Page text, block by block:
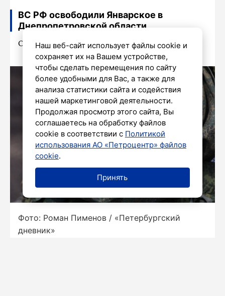
ВС РФ освободили Январское в
Днепропетровской области
Об этом сообщили в Минобороны России
Фото: Роман Пименов / «Петербургский
дневник»
Наш веб-сайт использует файлы cookie и
сохраняет их на Вашем устройстве,
чтобы сделать перемещения по сайту
более удобными для Вас, а также для
анализа статистики сайта и содействия
нашей маркетинговой деятельности.
Продолжая просмотр этого сайта, Вы
соглашаетесь на обработку файлов
cookie в соответствии с Политикой
использования АО «Петроцентр» файлов
cookie.
Принять